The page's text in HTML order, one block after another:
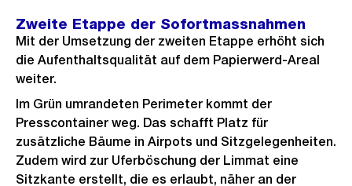
i
g
e
s
l
d
r
o
s
Zweite Etappe der Sofortmassnahmen
Mit der Umsetzung der zweiten Etappe erhöht sich
die Aufenthaltsqualität auf dem Papierwerd-Areal
weiter.
Im Grün umrandeten Perimeter kommt der
Presscontainer weg. Das schafft Platz für
zusätzliche Bäume in Airpots und Sitzgelegenheiten.
Zudem wird zur Uferböschung der Limmat eine
Sitzkante erstellt, die es erlaubt, näher an der